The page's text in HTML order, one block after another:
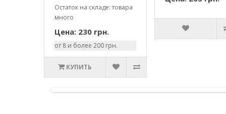
Остаток на складе: товара
много
Цена: 230 грн.
от 8 и более 200 грн.
КУПИТЬ